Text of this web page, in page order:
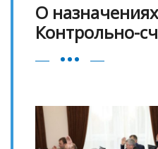
О
Контрольно-